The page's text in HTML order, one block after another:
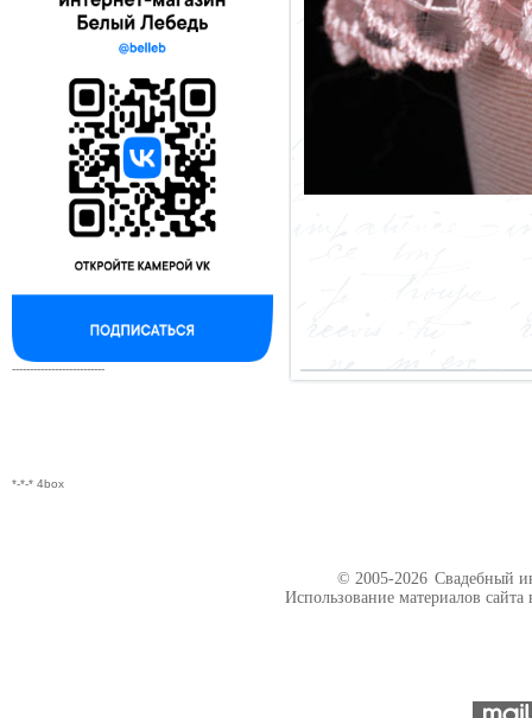
--------------------------
*-*-* 4box
© 2005-2026 Свадебный
Использование материалов